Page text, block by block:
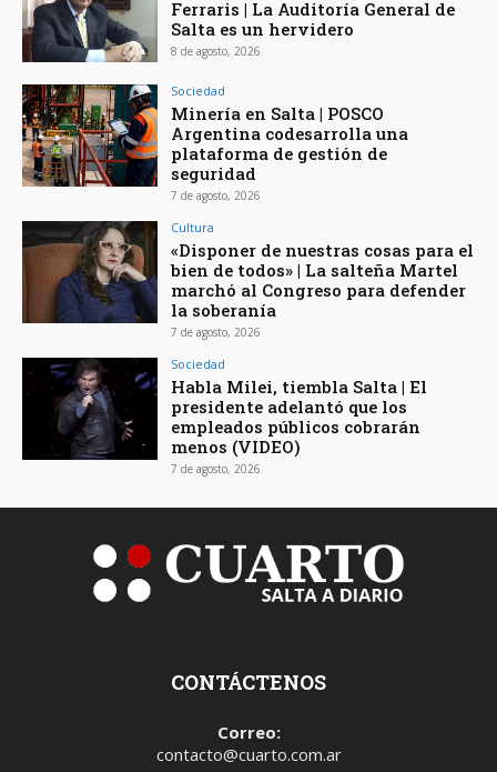
Ferraris | La Auditoría General de
Salta es un hervidero
8 de agosto, 2026
Sociedad
Minería en Salta | POSCO
Argentina codesarrolla una
plataforma de gestión de
seguridad
7 de agosto, 2026
Cultura
«Disponer de nuestras cosas para el
bien de todos» | La salteña Martel
marchó al Congreso para defender
la soberanía
7 de agosto, 2026
Sociedad
Habla Milei, tiembla Salta | El
presidente adelantó que los
empleados públicos cobrarán
menos (VIDEO)
7 de agosto, 2026
CONTÁCTENOS
Correo:
contacto@cuarto.com.ar